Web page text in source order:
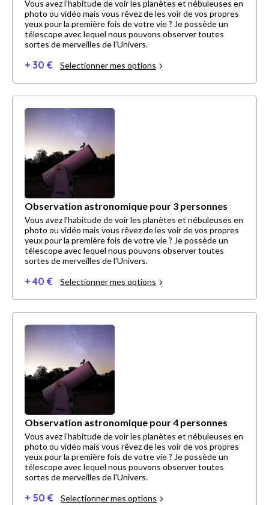
Vous avez l'habitude de voir les planètes et nébuleuses en
photo ou vidéo mais vous rêvez de les voir de vos propres
yeux pour la première fois de votre vie ? Je possède un
télescope avec lequel nous pouvons observer toutes
sortes de merveilles de l'Univers.
+ 30 € Selectionner mes options
Observation astronomique pour 3 personnes
Vous avez l'habitude de voir les planètes et nébuleuses en
photo ou vidéo mais vous rêvez de les voir de vos propres
yeux pour la première fois de votre vie ? Je possède un
télescope avec lequel nous pouvons observer toutes
sortes de merveilles de l'Univers.
+ 40 € Selectionner mes options
Observation astronomique pour 4 personnes
Vous avez l'habitude de voir les planètes et nébuleuses en
photo ou vidéo mais vous rêvez de les voir de vos propres
yeux pour la première fois de votre vie ? Je possède un
télescope avec lequel nous pouvons observer toutes
sortes de merveilles de l'Univers.
+ 50 € Selectionner mes options